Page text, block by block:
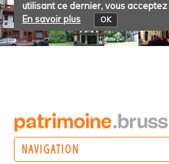
utilisant ce dernier, vous
En savoir plus
OK
NAVIGATION